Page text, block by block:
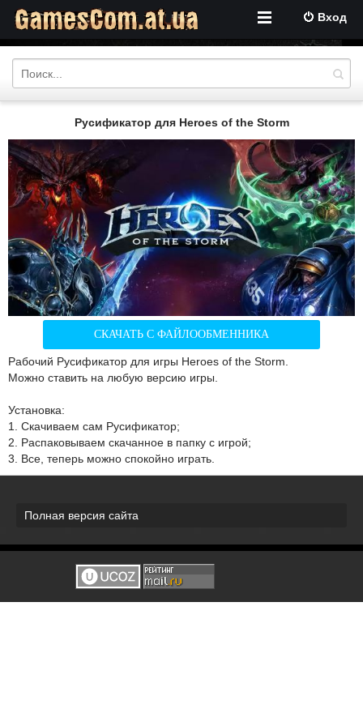
Вход
Русификатор для Heroes of the Storm
СКАЧАТЬ С ФАЙЛООБМЕННИКА
Рабочий Русификатор для игры Heroes of the Storm.
Можно ставить на любую версию игры.
Установка:
1. Скачиваем сам Русификатор;
2. Распаковываем скачанное в папку с игрой;
3. Все, теперь можно спокойно играть.
Полная версия сайта